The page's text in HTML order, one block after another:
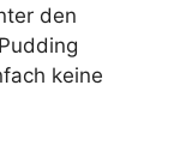
den
keine